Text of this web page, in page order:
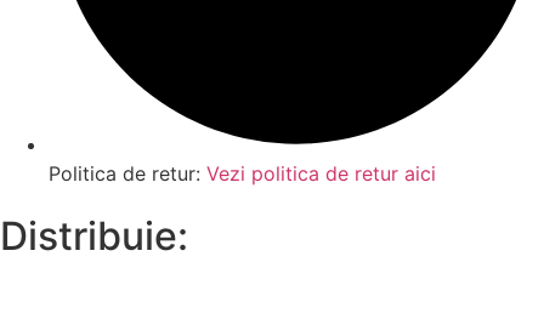
Politica de retur: Vezi politica de retur aici
Distribuie: